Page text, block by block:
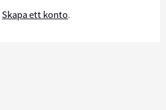
Skapa ett konto.